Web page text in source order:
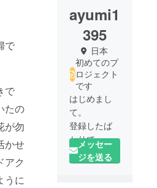
で
で
たの
が勿
かせ
アク
うに
ayumi1
395
日本
初めてのプ
ロジェクト
です
はじめまし
て。
登録したば
かりで、ま
だまだ対応
に時間が掛
メッセー
ジを送る